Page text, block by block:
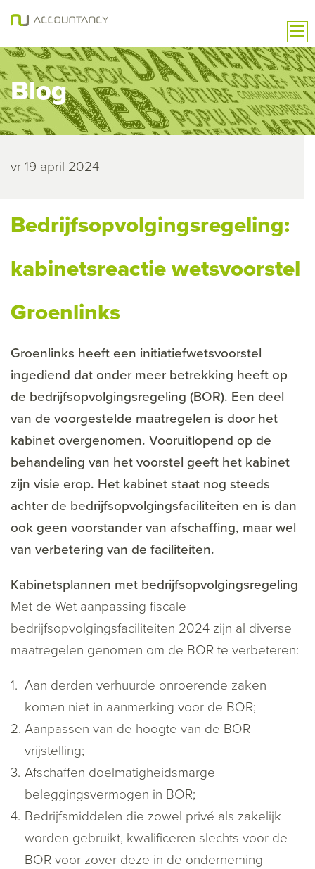
Blog
vr 19 april 2024
Bedrijfsopvolgingsregeling:
kabinetsreactie wetsvoorstel
Groenlinks
Groenlinks heeft een initiatiefwetsvoorstel
ingediend dat onder meer betrekking heeft op
de bedrijfsopvolgingsregeling (BOR). Een deel
van de voorgestelde maatregelen is door het
kabinet overgenomen. Vooruitlopend op de
behandeling van het voorstel geeft het kabinet
zijn visie erop. Het kabinet staat nog steeds
achter de bedrijfsopvolgingsfaciliteiten en is dan
ook geen voorstander van afschaffing, maar wel
van verbetering van de faciliteiten.
Kabinetsplannen met bedrijfsopvolgingsregeling
Met de Wet aanpassing fiscale
bedrijfsopvolgingsfaciliteiten 2024 zijn al diverse
maatregelen genomen om de BOR te verbeteren:
Aan derden verhuurde onroerende zaken
komen niet in aanmerking voor de BOR;
Aanpassen van de hoogte van de BOR-
vrijstelling;
Afschaffen doelmatigheidsmarge
beleggingsvermogen in BOR;
Bedrijfsmiddelen die zowel privé als zakelijk
worden gebruikt, kwalificeren slechts voor de
BOR voor zover deze in de onderneming